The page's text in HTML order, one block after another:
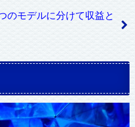
のモデルに分けて収益と